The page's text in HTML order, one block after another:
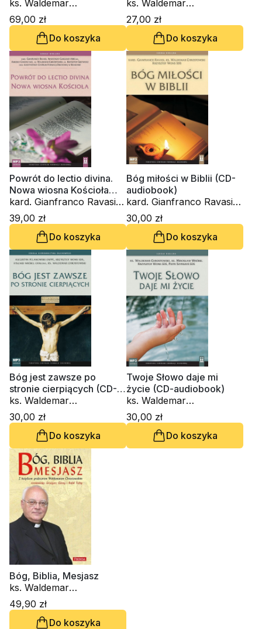
ks. Waldemar
Chrostowski
69,00 zł
Do koszyka
ks. Waldemar
Chrostowski
27,00 zł
Do koszyka
Powrót do lectio divina.
Nowa wiosna Kościoła
(CD-audiobook)
kard. Gianfranco Ravasi,
Innocenzo Gargano
OSBCam., Amedeo
Cencini FdCC, ks.
Waldemar Chrostowski,
ks. Krzysztof Grzywocz
39,00 zł
Do koszyka
Bóg miłości w Biblii (CD-
audiobook)
kard. Gianfranco Ravasi,
ks. Waldemar
Chrostowski, ks.
Krzysztof Wons SDS
30,00 zł
Do koszyka
Bóg jest zawsze po
stronie cierpiących (CD-
mp3 audiobook)
ks. Waldemar
Chrostowski, o. Augustyn
Pelanowski, Ryszard
Wróbel OFMConv, ks.
Krzysztof Wons SDS
30,00 zł
Do koszyka
Twoje Słowo daje mi
życie (CD-audiobook)
ks. Waldemar
Chrostowski, ks. Mirosław
Stanisław Wróbel, ks.
Krzysztof Wons SDS, ks.
Piotr Szyrszeń SDS
30,00 zł
Do koszyka
Bóg, Biblia, Mesjasz
ks. Waldemar
Chrostowski
49,90 zł
Do koszyka